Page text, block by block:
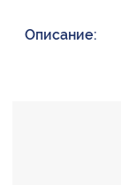
Описание: